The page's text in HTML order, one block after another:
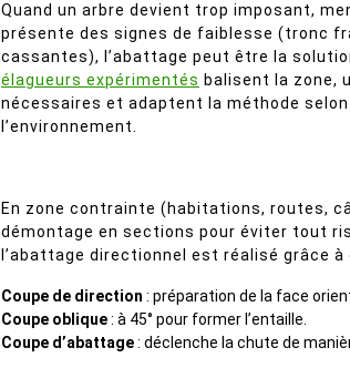
Quand un arbre devient trop imposant,
présente des signes de faiblesse (tronc
cassantes), l’abattage peut être la
élagueurs expérimentés balisent la zone,
nécessaires et adaptent la méthode
l’environnement.
En zone contrainte (habitations, routes,
démontage en sections pour éviter tout
l’abattage directionnel est réalisé grâce
Coupe de direction : préparation de la face
Coupe oblique: à 45° pour former l’entaille.
Coupe d’abattage: déclenche la chute de